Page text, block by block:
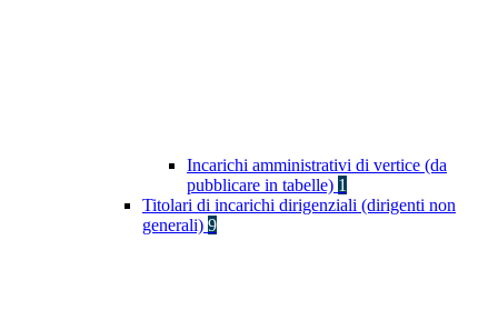
Incarichi amministrativi di vertice (da
pubblicare in tabelle) 1
Titolari di incarichi dirigenziali (dirigenti non
generali) 9